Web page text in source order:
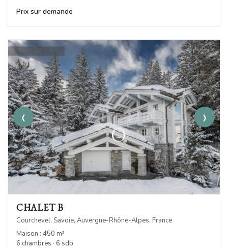
Prix sur demande
‹ ›
CHALET B
Courchevel, Savoie, Auvergne-Rhône-Alpes, France
Maison : 450 m²
6 chambres · 6 sdb